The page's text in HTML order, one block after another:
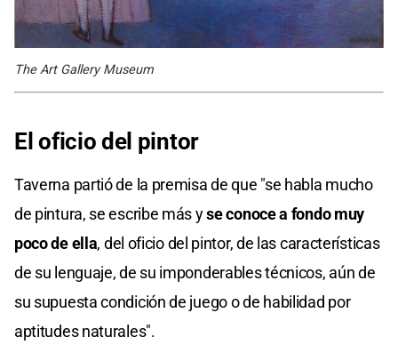
The Art Gallery Museum
El oficio del pintor
Taverna partió de la premisa de que "se habla mucho
de pintura, se escribe más yse conoce a fondo muy
poco de ella, del oficio del pintor, de las características
de su lenguaje, de su imponderables técnicos, aún de
su supuesta condición de juego o de habilidad por
aptitudes naturales".